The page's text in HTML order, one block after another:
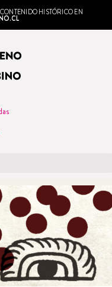
HISTÓRICO EN